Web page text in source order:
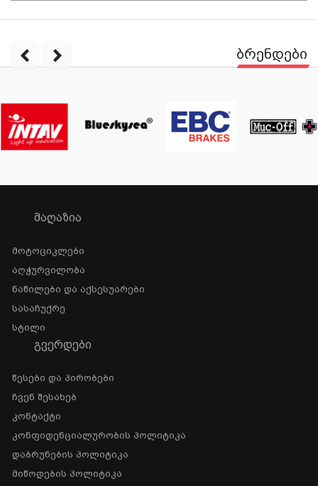
ბრენდები
ᲛᲐᲦᲐᲖᲘᲐ
Მოტოციკლები
Აღჭურვილობა
Ნაწილები Და Აქსესუარები
Სასაჩუქრე
Სტილი
ᲒᲕᲔᲠᲓᲔᲑᲘ
Წესები Და Პირობები
Ჩვენ Შესახებ
Კონტაქტი
Კონფიდენციალურობის Პოლიტიკა
Დაბრუნების Პოლიტიკა
Მიწოდების Პოლიტიკა